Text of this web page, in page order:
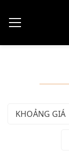
KHOẢNG GIÁ